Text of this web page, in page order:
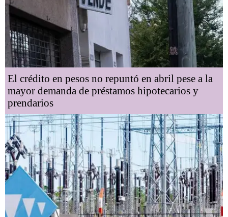
El crédito en pesos no repuntó en abril pese a la
mayor demanda de préstamos hipotecarios y
prendarios